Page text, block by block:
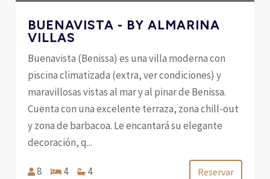
BUENAVISTA - BY ALMARINA
VILLAS
Buenavista (Benissa) es una villa moderna con
piscina climatizada (extra, ver condiciones) y
maravillosas vistas al mar y al pinar de Benissa.
Cuenta con una excelente terraza, zona chill-out
y zona de barbacoa. Le encantará su elegante
decoración, q...
8 4 4 Reservar